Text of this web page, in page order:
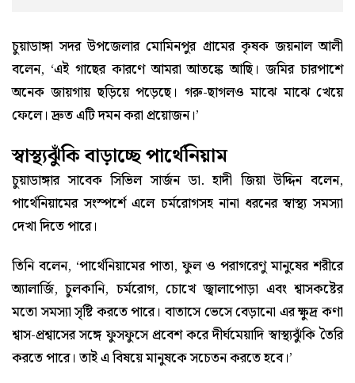
চুয়াডাঙ্গা সদর উপজেলার মোমিনপুর গ্রামের কৃষক জয়নাল আলী
বলেন, ‘এই গাছের কারণে আমরা আতঙ্কে আছি। জমির চারপাশে
অনেক জায়গায় ছড়িয়ে পড়েছে। গরু-ছাগলও মাঝে মাঝে খেয়ে
ফেলে। দ্রুত এটি দমন করা প্রয়োজন।’
স্বাস্থ্যঝুঁকি বাড়াচ্ছে পার্থেনিয়াম
চুয়াডাঙ্গার সাবেক সিভিল সার্জন ডা. হাদী জিয়া উদ্দিন বলেন,
পার্থেনিয়ামের সংস্পর্শে এলে চর্মরোগসহ নানা ধরনের স্বাস্থ্য সমস্যা
দেখা দিতে পারে।
তিনি বলেন, ‘পার্থেনিয়ামের পাতা, ফুল ও পরাগরেণু মানুষের শরীরে
অ্যালার্জি, চুলকানি, চর্মরোগ, চোখে জ্বালাপোড়া এবং শ্বাসকষ্টের
মতো সমস্যা সৃষ্টি করতে পারে। বাতাসে ভেসে বেড়ানো এর ক্ষুদ্র কণা
শ্বাস-প্রশ্বাসের সঙ্গে ফুসফুসে প্রবেশ করে দীর্ঘমেয়াদি স্বাস্থ্যঝুঁকি তৈরি
করতে পারে। তাই এ বিষয়ে মানুষকে সচেতন করতে হবে।’